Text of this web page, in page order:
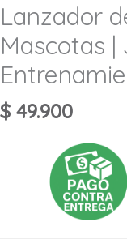
Lanzador
Mascotas |
$ 49.900